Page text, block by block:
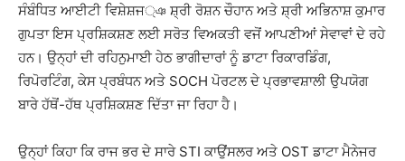
ਸੰਬੰਧਿਤ ਆਈਟੀ ਵਿਸ਼ੇਸ਼ਜ্ঞ ਸ਼੍ਰੀ ਰੋਸ਼ਨ ਚੌਹਾਨ ਅਤੇ ਸ਼੍ਰੀ ਅਭਿਨਾਸ਼ ਕੁਮਾਰ
ਗੁਪਤਾ ਇਸ ਪ੍ਰਸ਼ਿਕਸ਼ਣ ਲਈ ਸਰੋਤ ਵਿਅਕਤੀ ਵਜੋਂ ਆਪਣੀਆਂ ਸੇਵਾਵਾਂ ਦੇ ਰਹੇ
ਹਨ। ਉਨ੍ਹਾਂ ਦੀ ਰਹਿਨੁਮਾਈ ਹੇਠ ਭਾਗੀਦਾਰਾਂ ਨੂੰ ਡਾਟਾ ਰਿਕਾਰਡਿੰਗ,
ਰਿਪੋਰਟਿੰਗ, ਕੇਸ ਪ੍ਰਬੰਧਨ ਅਤੇ SOCH ਪੋਰਟਲ ਦੇ ਪ੍ਰਭਾਵਸ਼ਾਲੀ ਉਪਯੋਗ
ਬਾਰੇ ਹੱਥੋਂ-ਹੱਥ ਪ੍ਰਸ਼ਿਕਸ਼ਣ ਦਿੱਤਾ ਜਾ ਰਿਹਾ ਹੈ।
ਉਨ੍ਹਾਂ ਕਿਹਾ ਕਿ ਰਾਜ ਭਰ ਦੇ ਸਾਰੇ STI ਕਾਉਂਸਲਰ ਅਤੇ OST ਡਾਟਾ ਮੈਨੇਜਰ